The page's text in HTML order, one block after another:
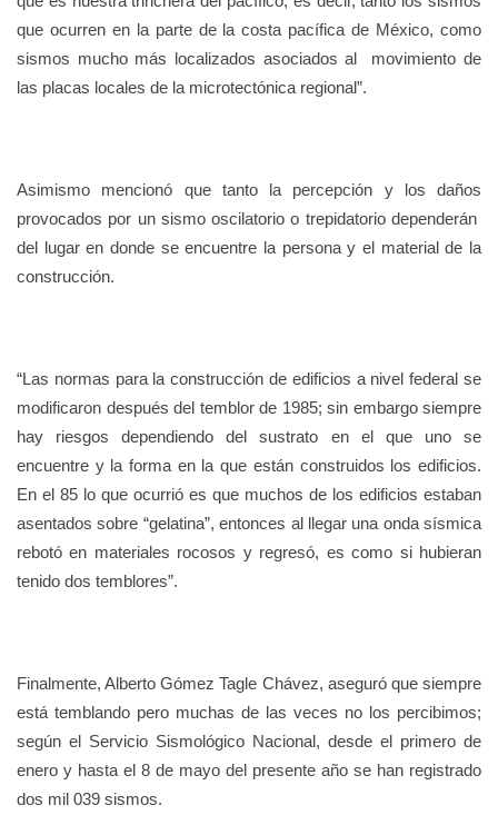
que ocurren en la parte de la costa pacífica de México, como
sismos mucho más localizados asociados al movimiento de
las placas locales de la microtectónica regional”.
Asimismo mencionó que tanto la percepción y los daños
provocados por un sismo oscilatorio o trepidatorio dependerán
del lugar en donde se encuentre la persona y el material de la
construcción.
“Las normas para la construcción de edificios a nivel federal se
modificaron después del temblor de 1985; sin embargo siempre
hay riesgos dependiendo del sustrato en el que uno se
encuentre y la forma en la que están construidos los edificios.
En el 85 lo que ocurrió es que muchos de los edificios estaban
asentados sobre “gelatina”, entonces al llegar una onda sísmica
rebotó en materiales rocosos y regresó, es como si hubieran
tenido dos temblores”.
Finalmente, Alberto Gómez Tagle Chávez, aseguró que siempre
está temblando pero muchas de las veces no los percibimos;
según el Servicio Sismológico Nacional, desde el primero de
enero y hasta el 8 de mayo del presente año se han registrado
dos mil 039 sismos.